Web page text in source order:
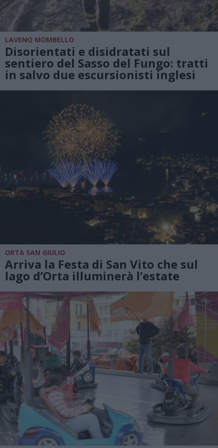
LAVENO MOMBELLO
Disorientati e disidratati sul
sentiero del Sasso del Fungo: tratti
in salvo due escursionisti inglesi
ORTA SAN GIULIO
Arriva la Festa di San Vito che sul
lago d’Orta illuminerà l’estate